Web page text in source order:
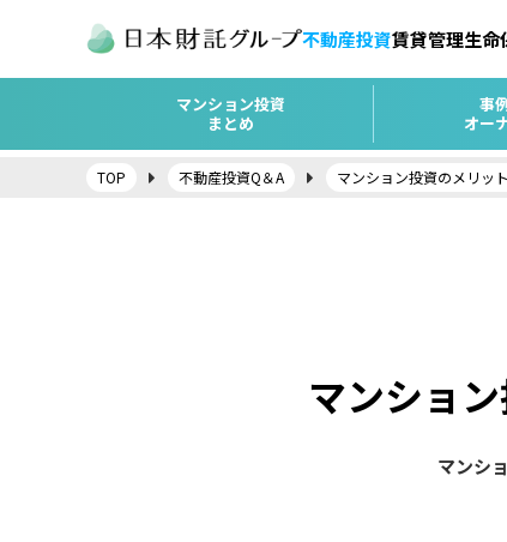
不動産投資賃貸管理生命
マンション投資
まとめ
事
オー
TOP 不動産投資Q＆A マンション投資のメリッ
マンショ
マンシ